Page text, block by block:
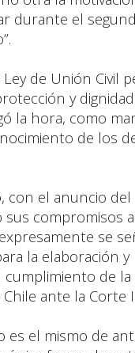
durante el
de Unión Civil
y
la hora, como
de los
con el anuncio
compromisos
se
la elaboración
cumplimiento de
Chile ante la
es el mismo de